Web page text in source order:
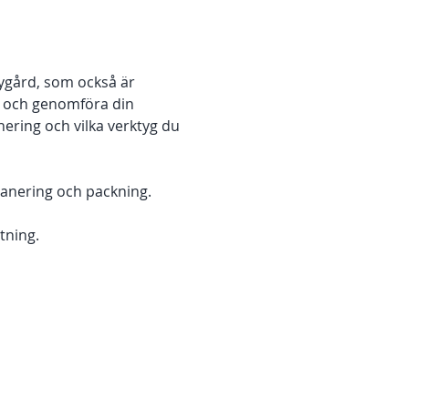
som också är
genomföra din
och vilka verktyg du
och packning.